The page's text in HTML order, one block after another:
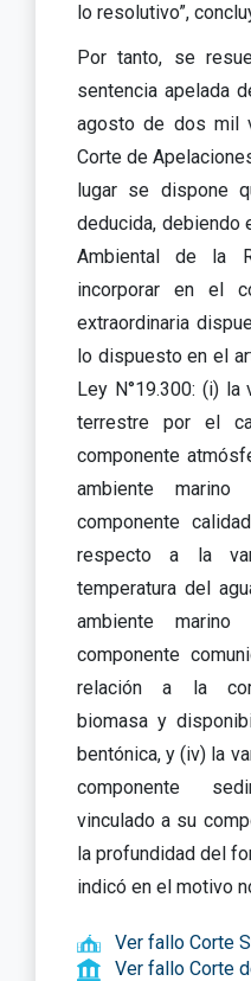
lo resolutivo”,
Por tanto, se
sentencia apelada
agosto de dos mil
Corte de
lugar se dispone
deducida, debiendo
Ambiental de la
incorporar en el
extraordinaria
lo dispuesto en el
Ley N°19.300: (i) la
terrestre por el
componente
ambiente
componente
respecto a la
temperatura del
ambiente
componente
relación a la
biomasa y
bentónica, y (iv) la
componente
vinculado a su
la profundidad del
indicó en el motivo
Ver fallo Corte
Ver fallo Corte